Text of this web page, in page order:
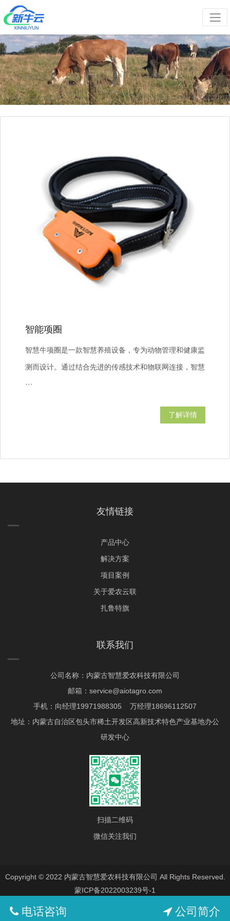
智能项圈
智慧牛项圈是一款智慧养殖设备，专为动物管理和健康监
测而设计。通过结合先进的传感技术和物联网连接，智慧
···
了解详情
友情链接
产品中心
解决方案
项目案例
关于爱农云联
扎鲁特旗
联系我们
公司名称：内蒙古智慧爱农科技有限公司
邮箱：service@aiotagro.com
手机：向经理19971988305 万经理18696112507
地址：内蒙古自治区包头市稀土开发区高新技术特色产业基地办公
研发中心
扫描二维码
微信关注我们
Copyright © 2022 内蒙古智慧爱农科技有限公司 All Rights Reserved.
蒙ICP备2022003239号-1
电话咨询 公司简介